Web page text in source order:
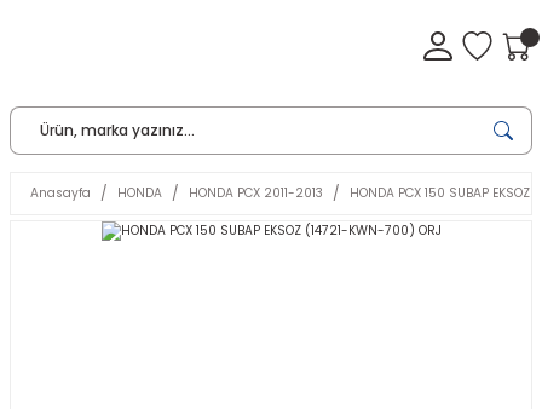
Anasayfa HONDA HONDA PCX 2011-2013 HONDA PCX 150 SUBAP